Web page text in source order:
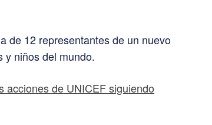
de 12 representantes de un nuevo
y niños del mundo.
acciones de UNICEF siguiendo